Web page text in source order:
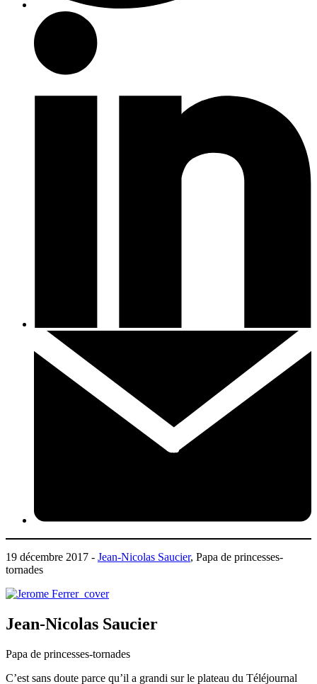
19 décembre 2017 - Jean-Nicolas Saucier, Papa de princesses-
tornades
Jean-Nicolas Saucier
Papa de princesses-tornades
C’est sans doute parce qu’il a grandi sur le plateau du Téléjournal